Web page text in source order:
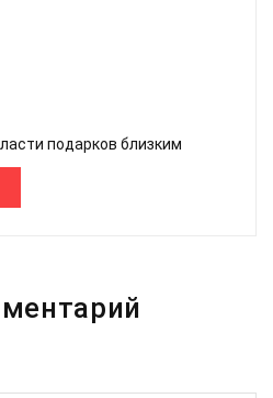
подарков близким